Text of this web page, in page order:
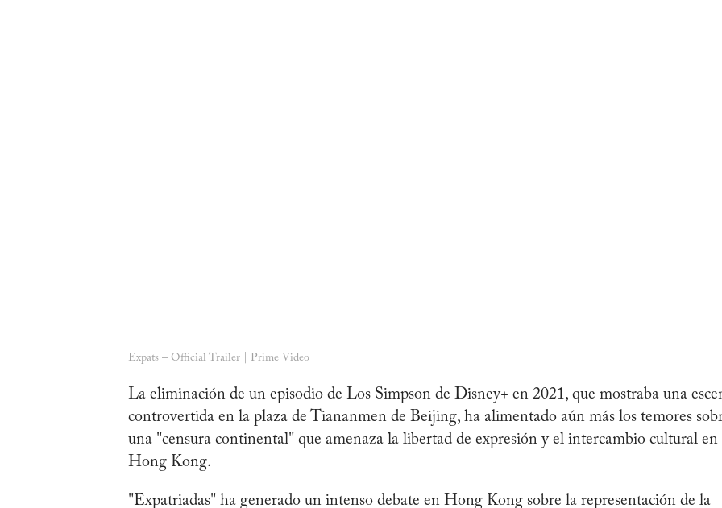
Expats – Official Trailer | Prime Video
La eliminación de un episodio de Los Simpson de Disney+ en 2021, que mostraba una
controvertida en la plaza de Tiananmen de Beijing, ha alimentado aún más los temores
una "censura continental" que amenaza la libertad de expresión y el intercambio cultural en
Hong Kong.
"Expatriadas" ha generado un intenso debate en Hong Kong sobre la representación de la